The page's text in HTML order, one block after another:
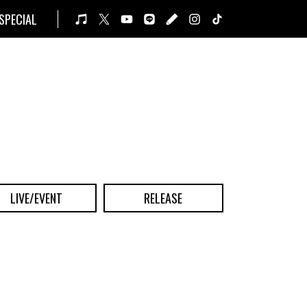
SPECIAL
LIVE/EVENT RELEASE